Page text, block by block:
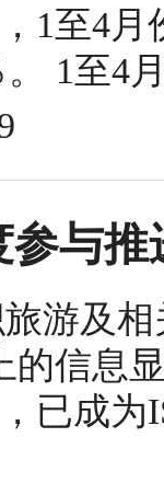
1至4月
1至4
与
游及
的信息
已成为